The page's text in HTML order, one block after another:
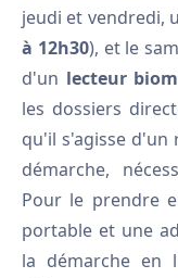
jeudi et vendredi,
à 12h30), et le
d'un lecteur
les dossiers
qu'il s'agisse d'un
démarche,
Pour le prendre
portable et une
la démarche en